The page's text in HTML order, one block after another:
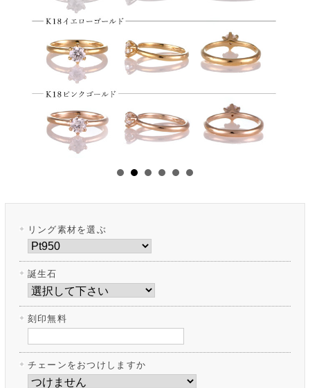
リング素材を選ぶ
誕生石
刻印無料
チェーンをおつけしますか